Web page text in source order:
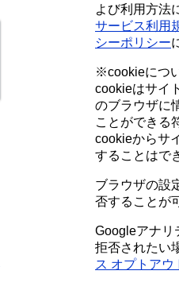
よび利用方法
サービス利用
シーポリシー
※cookieにつ
cookieはサイ
のブラウザに
ことができる
cookieからサ
することはで
ブラウザの設
否することが
Googleアナリ
拒否されたい
ス オプトアウ